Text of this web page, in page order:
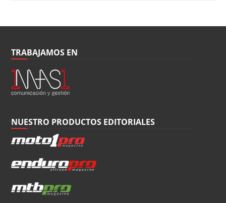
TRABAJAMOS EN
NUESTRO PRODUCTOS EDITORIALES